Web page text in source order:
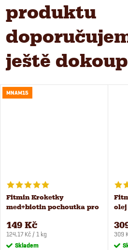
produktu
ještě
MNAM15
Fitmin Kroketky
med+biotin pochoutka pro
149 Kč
Měrná
cena:
124,17 Kč / 1 kg
Skladem
olej
cena:
309